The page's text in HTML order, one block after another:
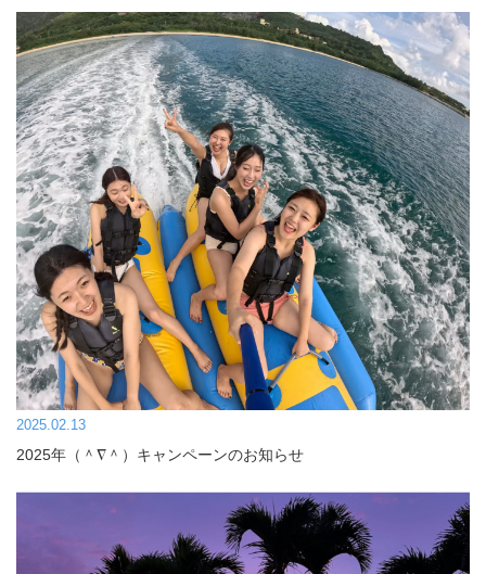
2025.02.13
2025年（＾∇＾）キャンペーンのお知らせ